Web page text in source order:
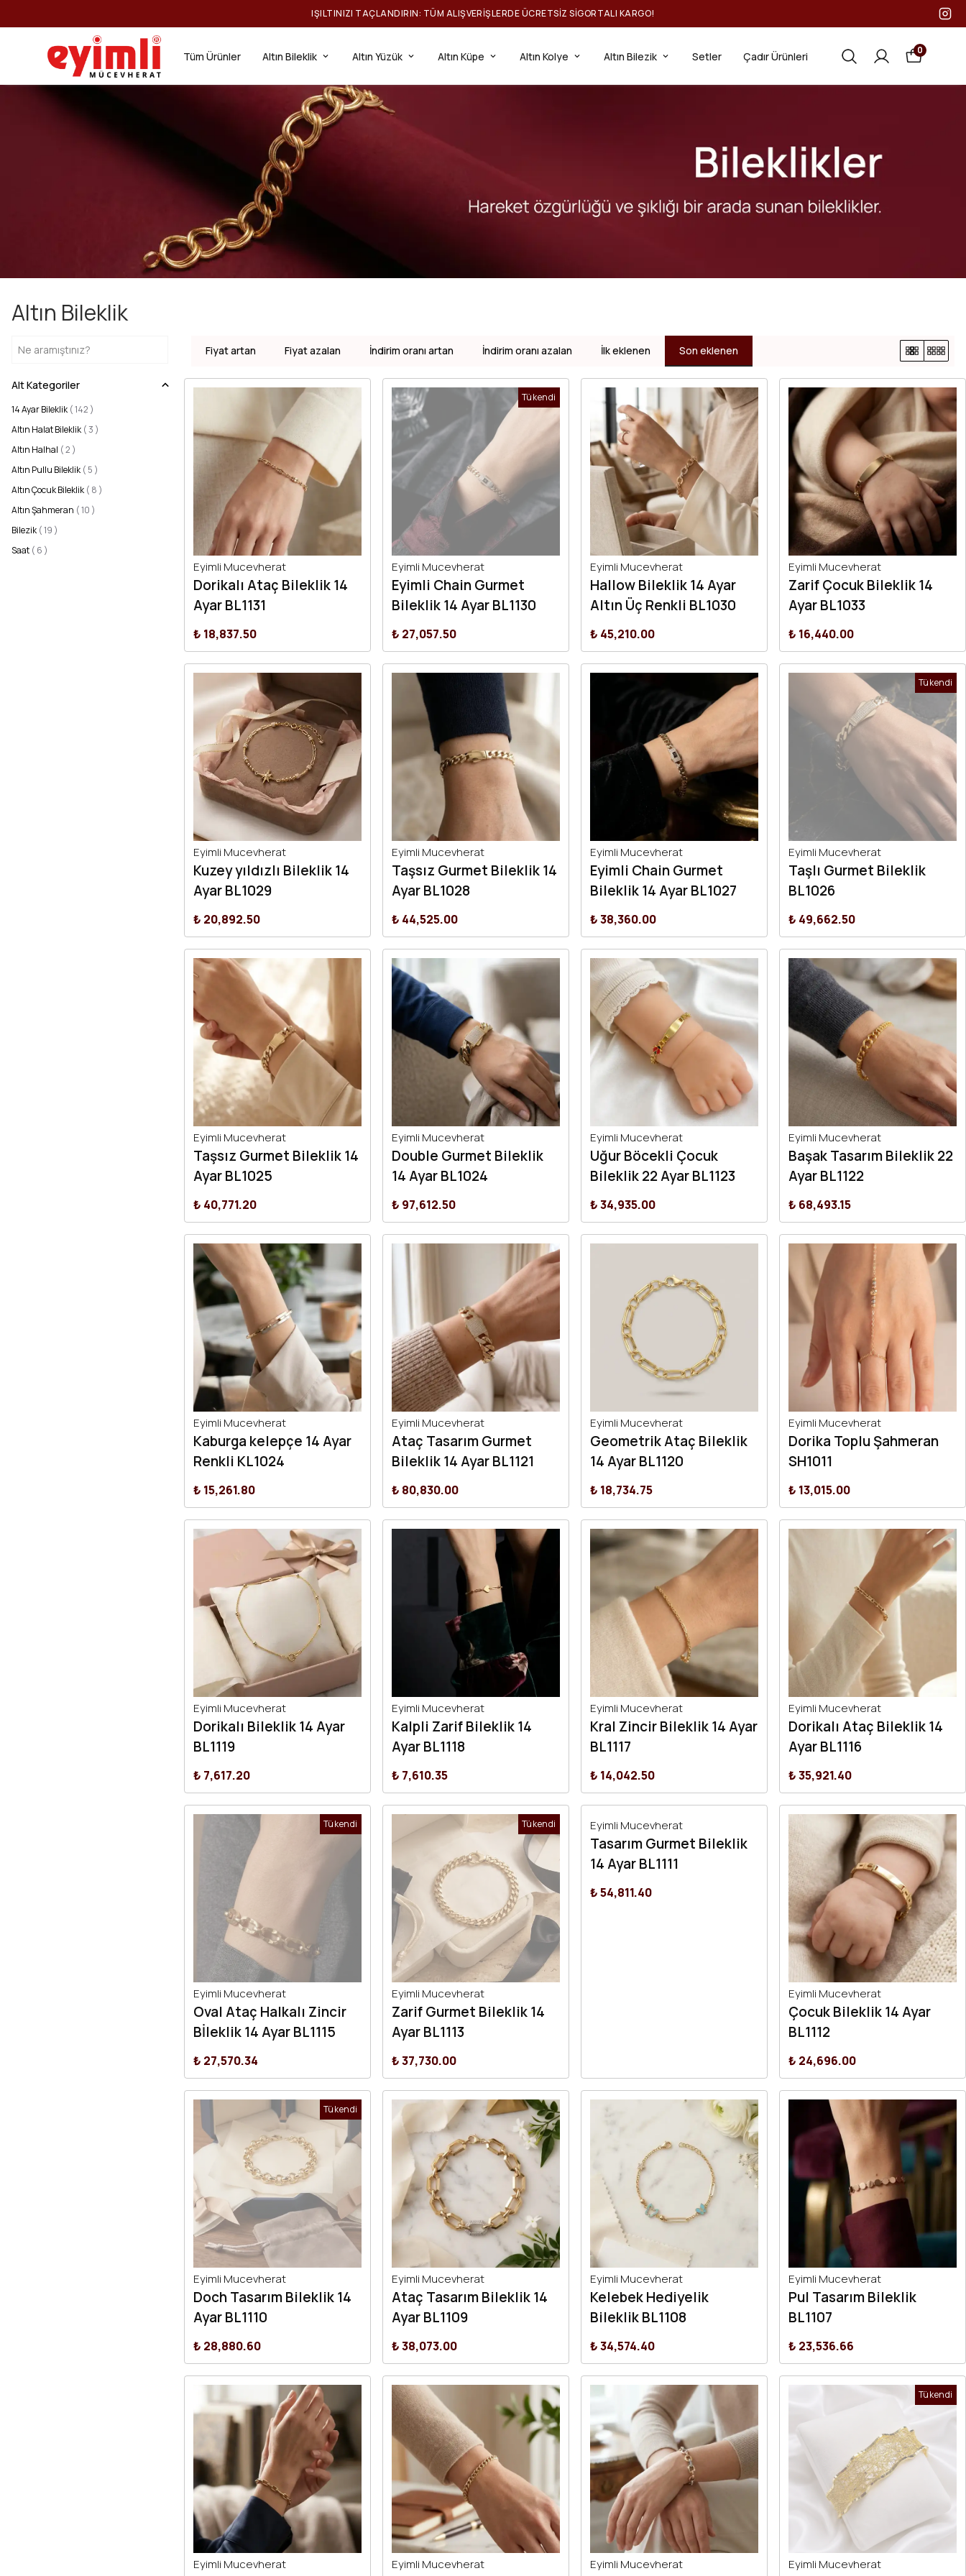
IŞILTINIZI TAÇLANDIRIN: TÜM ALIŞVERIŞLERDE ÜCRETSIZ SIGORTALI KARGO!
Tüm Ürünler Altın Bileklik Altın Yüzük Altın Küpe Altın Kolye Altın Bilezik Setler Çadır Ürünleri 0
Altın Bileklik
Fiyat artan Fiyat azalan İndirim oranı artan İndirim oranı azalan İlk eklenen Son eklenen
Alt Kategoriler
14 Ayar Bileklik (142 )
Altın Halat Bileklik (3 )
Altın Halhal (2 )
Altın Pullu Bileklik ( 5 )
Altın Çocuk Bileklik ( 8 )
Altın Şahmeran (10 )
Bilezik (19 )
Saat ( 6 )
Eyimli Mucevherat
Dorikalı Ataç Bileklik 14
Ayar BL1131
₺ 18,837.50
Tükendi
Eyimli Mucevherat
Eyimli Chain Gurmet
Bileklik 14 Ayar BL1130
₺ 27,057.50
Eyimli Mucevherat
Hallow Bileklik 14 Ayar
Altın Üç Renkli BL1030
₺ 45,210.00
Eyimli Mucevherat
Zarif Çocuk Bileklik 14
Ayar BL1033
₺ 16,440.00
Eyimli Mucevherat
Kuzey yıldızlı Bileklik 14
Ayar BL1029
₺ 20,892.50
Eyimli Mucevherat
Taşsız Gurmet Bileklik 14
Ayar BL1028
₺ 44,525.00
Eyimli Mucevherat
Eyimli Chain Gurmet
Bileklik 14 Ayar BL1027
₺ 38,360.00
Tükendi
Eyimli Mucevherat
Taşlı Gurmet Bileklik
BL1026
₺ 49,662.50
Eyimli Mucevherat
Taşsız Gurmet Bileklik 14
Ayar BL1025
₺ 40,771.20
Eyimli Mucevherat
Double Gurmet Bileklik
14 Ayar BL1024
₺ 97,612.50
Eyimli Mucevherat
Uğur Böcekli Çocuk
Bileklik 22 Ayar BL1123
₺ 34,935.00
Eyimli Mucevherat
Başak Tasarım Bileklik 22
Ayar BL1122
₺ 68,493.15
Eyimli Mucevherat
Kaburga kelepçe 14 Ayar
Renkli KL1024
₺ 15,261.80
Eyimli Mucevherat
Ataç Tasarım Gurmet
Bileklik 14 Ayar BL1121
₺ 80,830.00
Eyimli Mucevherat
Geometrik Ataç Bileklik
14 Ayar BL1120
₺ 18,734.75
Eyimli Mucevherat
Dorika Toplu Şahmeran
SH1011
₺ 13,015.00
Eyimli Mucevherat
Dorikalı Bileklik 14 Ayar
BL1119
₺ 7,617.20
Eyimli Mucevherat
Kalpli Zarif Bileklik 14
Ayar BL1118
₺ 7,610.35
Eyimli Mucevherat
Kral Zincir Bileklik 14 Ayar
BL1117
₺ 14,042.50
Eyimli Mucevherat
Dorikalı Ataç Bileklik 14
Ayar BL1116
₺ 35,921.40
Tükendi
Eyimli Mucevherat
Oval Ataç Halkalı Zincir
Bİleklik 14 Ayar BL1115
₺ 27,570.34
Tükendi
Eyimli Mucevherat
Zarif Gurmet Bileklik 14
Ayar BL1113
₺ 37,730.00
Eyimli Mucevherat
Tasarım Gurmet Bileklik
14 Ayar BL1111
₺ 54,811.40
Eyimli Mucevherat
Çocuk Bileklik 14 Ayar
BL1112
₺ 24,696.00
Tükendi
Eyimli Mucevherat
Doch Tasarım Bileklik 14
Ayar BL1110
₺ 28,880.60
Eyimli Mucevherat
Ataç Tasarım Bileklik 14
Ayar BL1109
₺ 38,073.00
Eyimli Mucevherat
Kelebek Hediyelik
Bileklik BL1108
₺ 34,574.40
Eyimli Mucevherat
Pul Tasarım Bileklik
BL1107
₺ 23,536.66
Eyimli Mucevherat Eyimli Mucevherat Eyimli Mucevherat
Tükendi
Eyimli Mucevherat